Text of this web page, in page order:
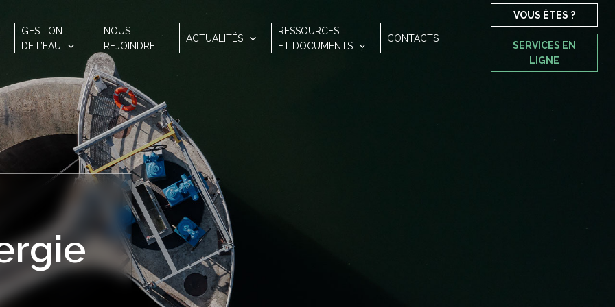
GESTION
DE L’EAU
NOUS
REJOINDRE
ACTUALITÉS
RESSOURCES
ET DOCUMENTS
CONTACTS
VOUS ÊTES ?
SERVICES EN
LIGNE